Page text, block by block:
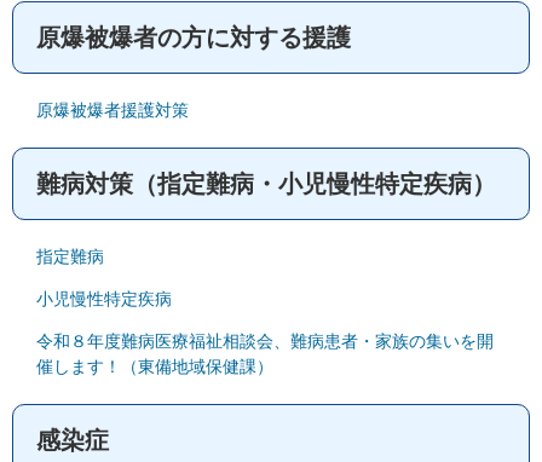
原爆被爆者の方に対する援護
原爆被爆者援護対策
難病対策（指定難病・小児慢性特定疾病）
指定難病
小児慢性特定疾病
令和８年度難病医療福祉相談会、難病患者・家族の集いを開
催します！（東備地域保健課）
感染症